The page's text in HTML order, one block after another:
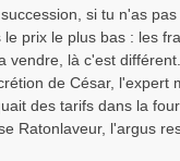
si tu n'as
prix le plus bas : les
vendre, là c'est
de César, l'expert
des tarifs dans la
Ratonlaveur, l'argus